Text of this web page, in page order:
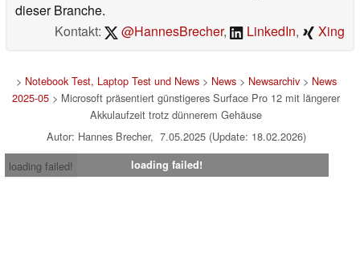
dieser Branche.
Kontakt:
@HannesBrecher, LinkedIn, Xing
> Notebook Test, Laptop Test und News> News> Newsarchiv> News
2025-05 > Microsoft präsentiert günstigeres Surface Pro 12 mit längerer
Akkulaufzeit trotz dünnerem Gehäuse
Autor: Hannes Brecher, 7.05.2025 (Update: 18.02.2026)
loading failed!
loading failed!